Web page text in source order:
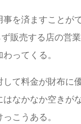
を済ますことが
販売する店の営
ってくる。
て料金が財布に
はなかなか空き
こうある。